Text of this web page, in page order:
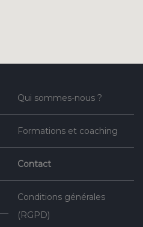
Qui sommes-nous ?
Formations et coaching
Contact
Conditions générales
(RGPD)